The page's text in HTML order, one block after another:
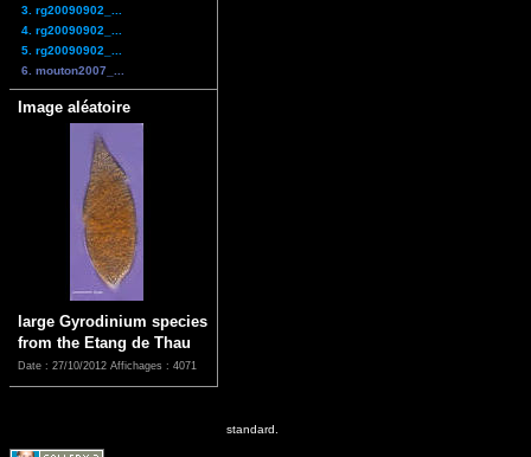
3. rg20090902_...
4. rg20090902_...
5. rg20090902_...
6. mouton2007_...
Image aléatoire
large Gyrodinium species
from the Etang de Thau
Date : 27/10/2012 Affichages : 4071
standard.